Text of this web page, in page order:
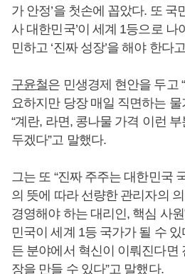
가 안정’을 첫손에 꼽았다. 또 국
사 대한민국’이 세계 1등으로 나
민하고 ‘진짜 성장’을 해야 한다
구윤철은 민생경제 현안을 두고
요하지만 당장 매일 직면하는 물
“계란, 라면, 콩나물 가격 이런
두겠다”고 말했다.
그는 또 “진짜 주주는 대한민국
의 뜻에 따라 선량한 관리자의
경영해야 하는 대리인, 핵심 사
민국이 세계 1등 국가가 될 수
든 분야에서 혁신이 이뤄진다면
장을 만들 수 있다”고 말했다.